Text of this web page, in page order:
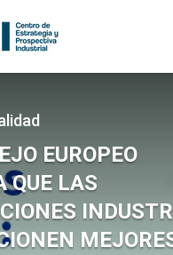
EUROPEO
QUE LAS